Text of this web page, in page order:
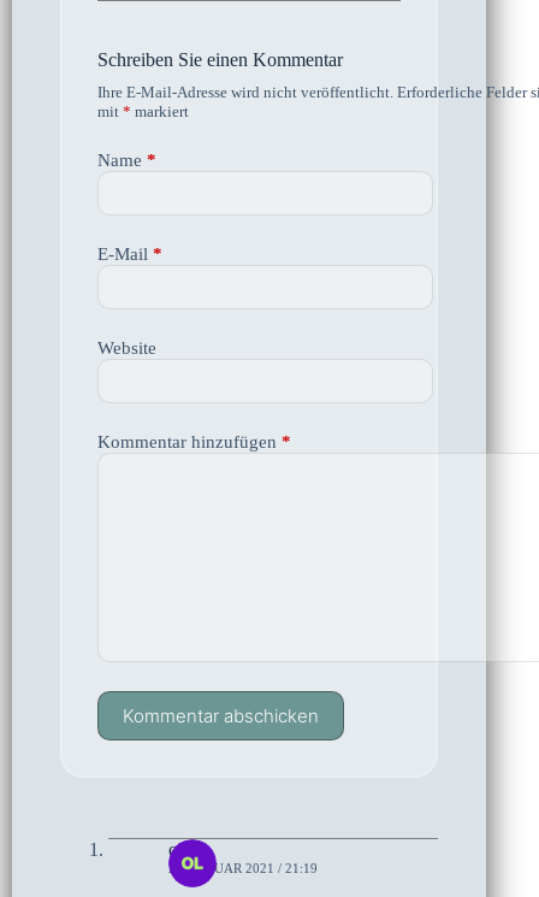
Schreiben Sie einen Kommentar
Ihre E-Mail-Adresse wird nicht veröffentlicht. Erforderliche Felder
mit * markiert
Name *
E-Mail *
Website
Kommentar hinzufügen *
Kommentar abschicken
olaf
24. JANUAR 2021 / 21:19